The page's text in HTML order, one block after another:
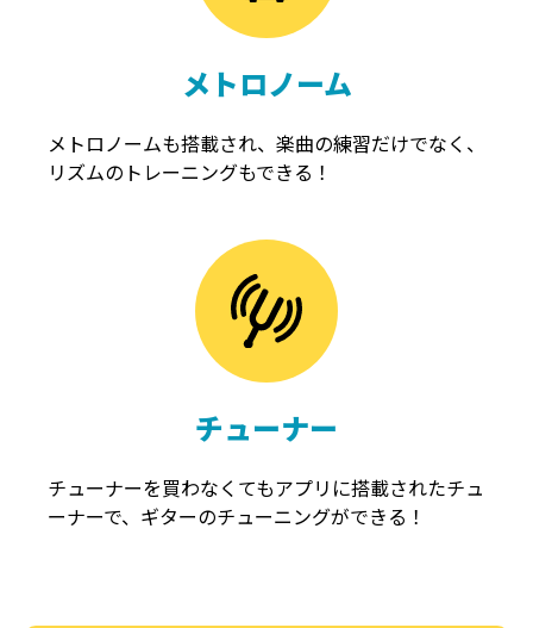
メトロノーム
メトロノームも搭載され、楽曲の練習だけでなく、
リズムのトレーニングもできる！
チューナー
チューナーを買わなくてもアプリに搭載されたチュ
ーナーで、ギターのチューニングができる！